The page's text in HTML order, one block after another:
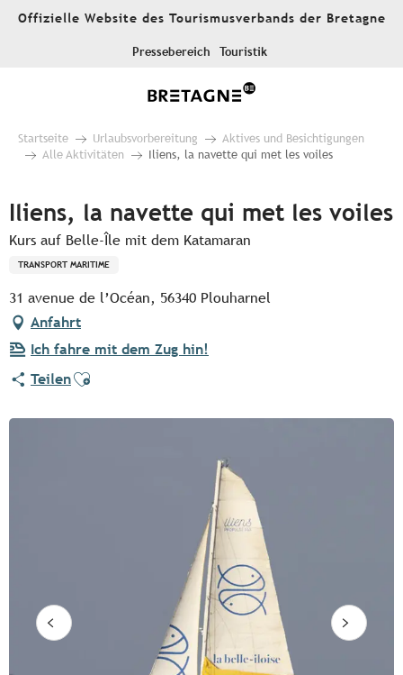
AllerOffizielle Website des Tourismusverbands der Bretagne
Pressebereich Touristik
Startseite Urlaubsvorbereitung
Aktives und Besichtigungen
Alle Aktivitäten
Iliens, la navette qui met les voiles
Iliens, la navette qui met les voiles
Kurs auf Belle-Île mit dem Katamaran
TRANSPORT MARITIME
31 avenue de l’Océan, 56340 Plouharnel
Anfahrt
Ich fahre mit dem Zug hin!
TeilenAjouter aux favoris